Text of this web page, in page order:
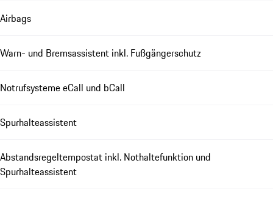
Airbags
Warn- und Bremsassistent inkl. Fußgängerschutz
Notrufsysteme eCall und bCall
Spurhalteassistent
Abstandsregeltempostat inkl. Nothaltefunktion und
Spurhalteassistent